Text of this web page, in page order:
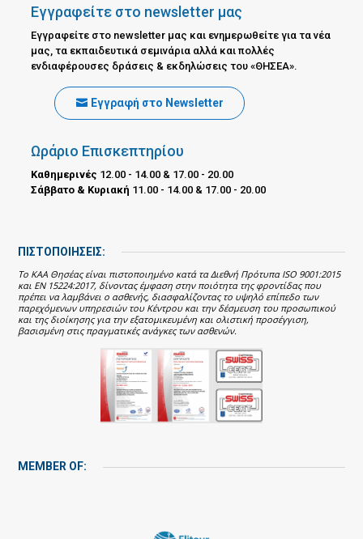
Εγγραφείτε στο newsletter μας
Εγγραφείτε στο newsletter μας και ενημερωθείτε για τα νέα
μας, τα εκπαιδευτικά σεμινάρια αλλά και πολλές
ενδιαφέρουσες δράσεις & εκδηλώσεις του «ΘΗΣΕΑ».
Εγγραφή στο Newsletter
Ωράριο Επισκεπτηρίου
Καθημερινές 12.00 - 14.00 & 17.00 - 20.00
Σάββατο & Κυριακή 11.00 - 14.00 & 17.00 - 20.00
ΠΙΣΤΟΠΟΙΗΣΕΙΣ:
Το ΚΑΑ Θησέας είναι πιστοποιημένο κατά τα Διεθνή Πρότυπα ISO 9001:2015
και EN 15224:2017, δίνοντας έμφαση στην ποιότητα της φροντίδας που
πρέπει να λαμβάνει ο ασθενής, διασφαλίζοντας το υψηλό επίπεδο των
παρεχόμενων υπηρεσιών του Κέντρου και την δέσμευση του προσωπικού
και της διοίκησης για την εξατομικευμένη και ολιστική προσέγγιση,
βασισμένη στις πραγματικές ανάγκες των ασθενών.
MEMBER OF: